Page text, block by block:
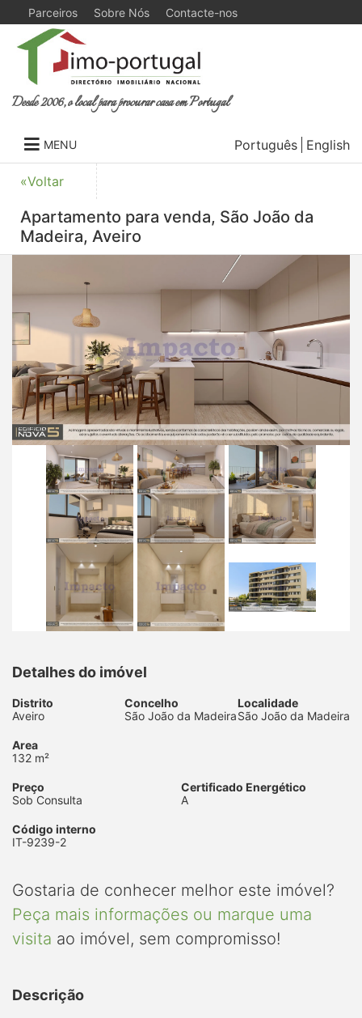
Parceiros Sobre Nós Contacte-nos
Desde 2006, o local para procurar casa em Portugal
MENU Português English
«Voltar
Apartamento para venda, São João da
Madeira, Aveiro
Detalhes do imóvel
Distrito
Aveiro
Concelho
São João da Madeira
Localidade
São João da Madeira
Area
132 m²
Preço
Sob Consulta
Certificado Energético
A
Código interno
IT-9239-2
Gostaria de conhecer melhor este imóvel?
Peça mais informações ou marque uma
visita ao imóvel, sem compromisso!
Descrição